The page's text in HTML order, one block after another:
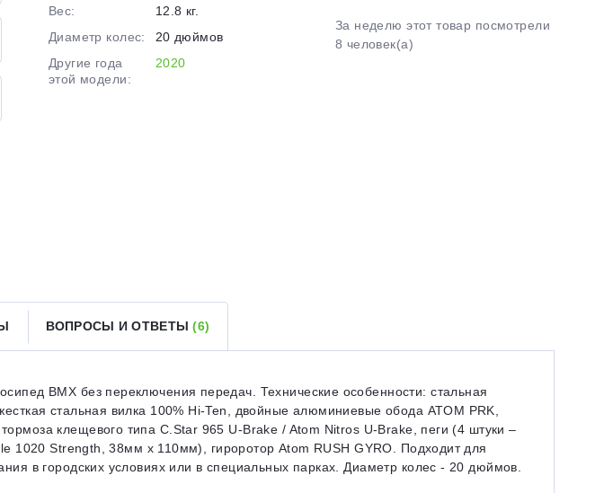
Вес:
12.8 кг.
Диаметр колес:
20 дюймов
Другие года
этой модели:
2020
За неделю этот товар посмотрели
8 человек(а)
ВОПРОСЫ И ОТВЕТЫ(6)
BMX без переключения передач. Технические особенности: стальная
стальная вилка 100% Hi-Ten, двойные алюминиевые обода ATOM PRK,
клещевого типа C.Star 965 U-Brake / Atom Nitros U-Brake, пеги (4 штуки –
1020 Strength, 38мм x 110мм), гироротор Atom RUSH GYRO. Подходит для
в городских условиях или в специальных парках. Диаметр колес - 20 дюймов.